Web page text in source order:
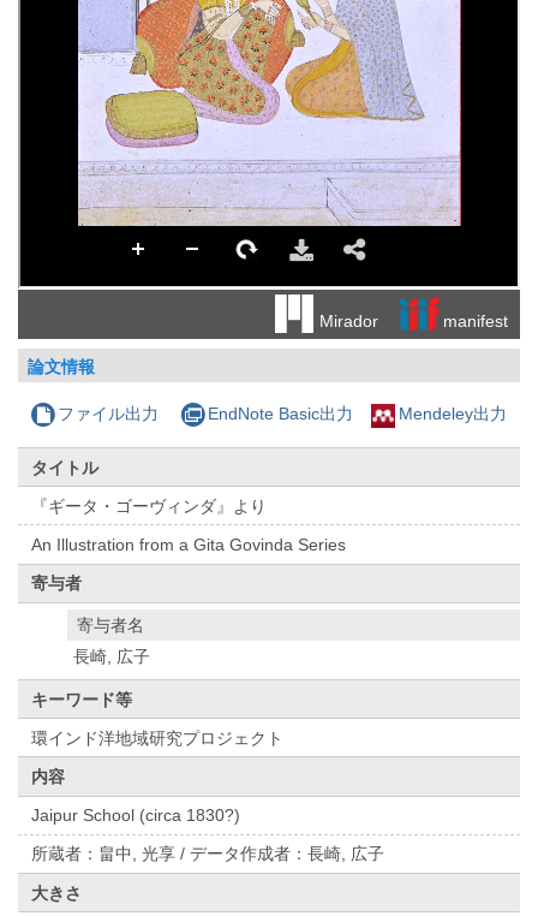
Mirador manifest
論文情報
ファイル出力 EndNote Basic出力 Mendeley出力
タイトル
『ギータ・ゴーヴィンダ』より
An Illustration from a Gita Govinda Series
寄与者
寄与者名
長崎, 広子
キーワード等
環インド洋地域研究プロジェクト
内容
Jaipur School (circa 1830?)
所蔵者：畠中, 光享 / データ作成者：長崎, 広子
大きさ